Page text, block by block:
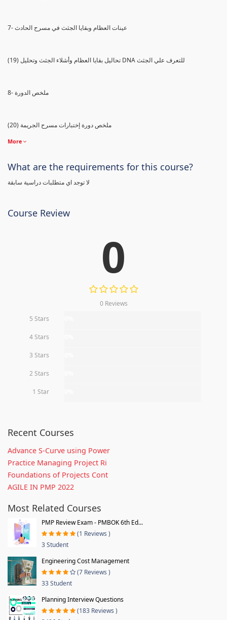
7- عينات العظام وبقايا الجثث في مسرح الحادث
(19) تحاليل بقايا العظام وأشلاء الجثث وتحليل DNA للتعرف علي الجثث
8- ملخص الدورة
(20) ملخص دورة إختبارات مسرح الجريمة
More
What are the requirements for this course?
لا توجد اي متطلبات دراسية سابقة
Course Review
0
0 Reviews
5 Stars
4 Stars
3 Stars
2 Stars
1 Star
Recent Courses
Advance S-Curve using Power
Practice Managing Project Ri
Foundations of Projects Cont
AGILE IN PMP 2022
Most Related Courses
PMP Review Exam - PMBOK 6th Ed...
(1 Reviews )
3 Student
Engineering Cost Management
(7 Reviews )
33 Student
Planning Interview Questions
(183 Reviews )